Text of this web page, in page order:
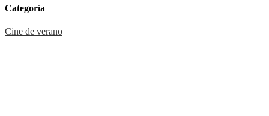
Categoría
Cine de verano